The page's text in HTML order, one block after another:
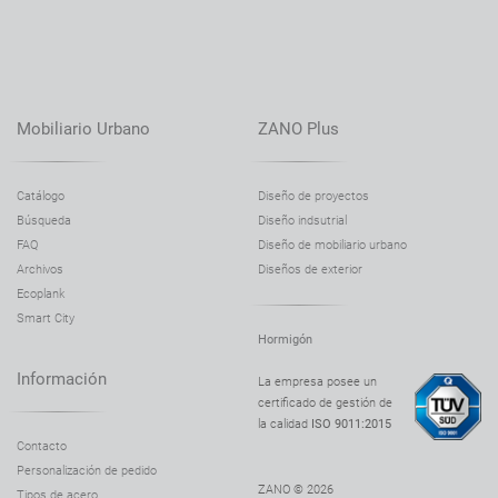
Banco Flash 02.125
Banco Flash 02.825
Banco Flash 02.325.1
Banco Flash 02.025
Banco Flash 02.725.1
Banco Flex 02.418
Banco Flora 02.427
Mobiliario Urbano
Catálogo
Búsqueda
FAQ
Archivos
Ecoplank
Smart City
ZANO Plus
Diseño de proyectos
Diseño indsutrial
Diseño de mobiliario urbano
Diseños de exterior
Hormigón
Información
Contacto
Personalización de pedido
La empresa posee un
certificado de gestión de
la calidad ISO 9011:2015
ZANO © 2026